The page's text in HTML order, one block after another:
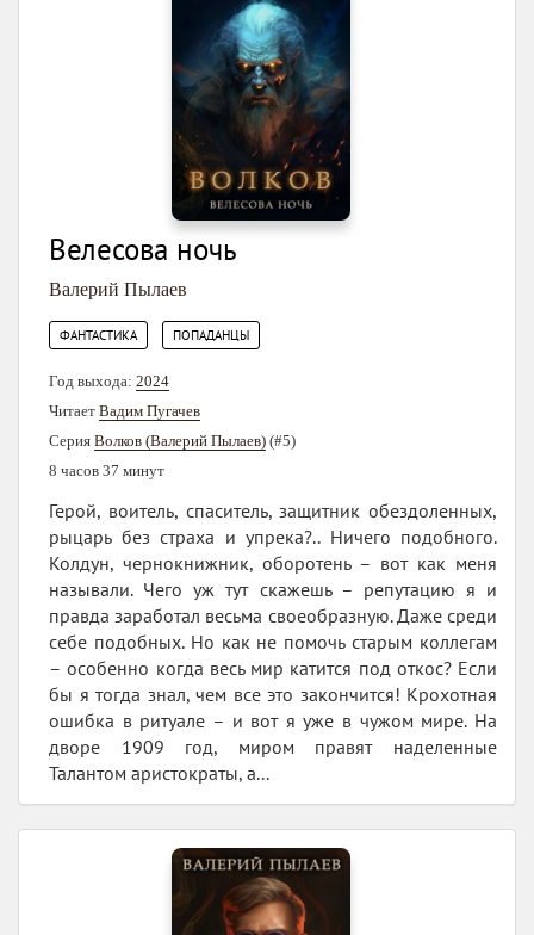
Велесова ночь
Валерий Пылаев
ФАНТАСТИКА ПОПАДАНЦЫ
Год выхода: 2024
Читает Вадим Пугачев
Серия Волков (Валерий Пылаев) (#5)
8 часов 37 минут
Герой, воитель, спаситель, защитник обездоленных,
рыцарь без страха и упрека?.. Ничего подобного.
Колдун, чернокнижник, оборотень – вот как меня
называли. Чего уж тут скажешь – репутацию я и
правда заработал весьма своеобразную. Даже среди
себе подобных. Но как не помочь старым коллегам
– особенно когда весь мир катится под откос? Если
бы я тогда знал, чем все это закончится! Крохотная
ошибка в ритуале – и вот я уже в чужом мире. На
дворе 1909 год, миром правят наделенные
Талантом аристократы, а...